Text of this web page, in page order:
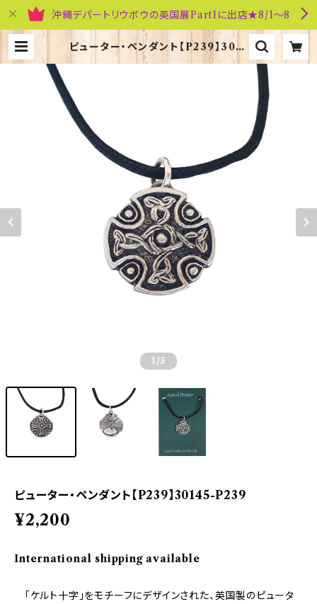
沖縄デパートリウボウの英国展Part1に出店★8/1～8
ピューター・ペンダント【P239】3014
5-P239 | 英国雑貨専門店ブリティッ
1 /3
ピューター・ペンダント【P239】30145-P239
¥2,200
International shipping available
「ケルト十字」をモチーフにデザインされた、英国製のピュータ